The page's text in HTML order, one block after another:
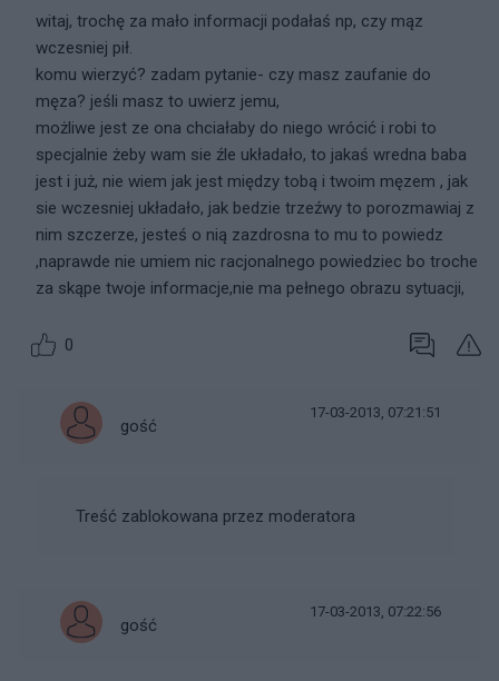
witaj, trochę za mało informacji podałaś np, czy mąz
wczesniej pił.
komu wierzyć? zadam pytanie- czy masz zaufanie do
męza? jeśli masz to uwierz jemu,
możliwe jest ze ona chciałaby do niego wrócić i robi to
specjalnie żeby wam sie źle układało, to jakaś wredna baba
jest i już, nie wiem jak jest między tobą i twoim męzem , jak
sie wczesniej układało, jak bedzie trzeźwy to porozmawiaj z
nim szczerze, jesteś o nią zazdrosna to mu to powiedz
,naprawde nie umiem nic racjonalnego powiedziec bo troche
za skąpe twoje informacje,nie ma pełnego obrazu sytuacji,
0
gość
17-03-2013, 07:21:51
Treść zablokowana przez moderatora
gość
17-03-2013, 07:22:56